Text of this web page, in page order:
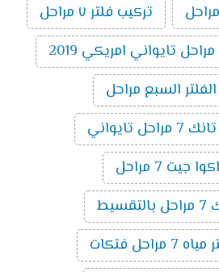
تركيب فلتر ٧ مراحل
السبع مراحل
تايواني
جيت 7 مراحل
فتكات